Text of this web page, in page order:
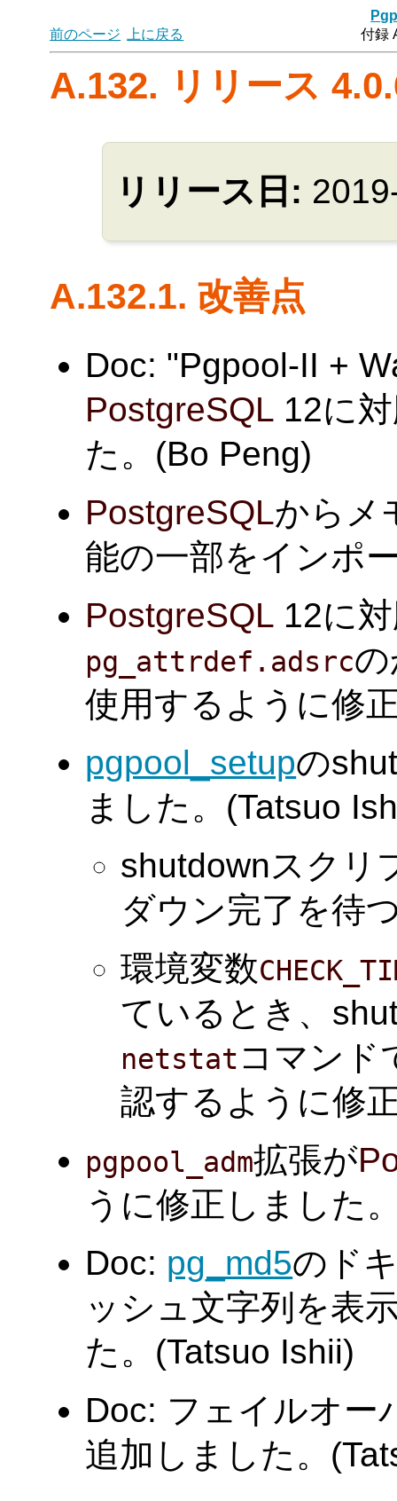
前のページ
上に戻る 付録
A.132. リリース
リリース日:
A.132.1. 改善点
Doc: "Pgpool-II +
PostgreSQL 12に
た。(Bo Peng)
PostgreSQLからメ
能の一部をインポ
PostgreSQL 12に
pg_attrdef.adsrc
使用するように修
pgpool_setupの
ました。(Tatsuo
shutdownスクリ
ダウン完了を待
環境変数
ているとき、
netstatコマンド
認するように修
pgpool_adm拡張が
うに修正しました
Doc: pg_md5のド
ッシュ文字列を表
た。(Tatsuo Ishii)
Doc: フェイルオー
追加しました。